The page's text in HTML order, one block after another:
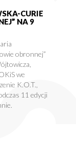
CURIE
NA 9
obronnej”
we
K.O.T.,
11 edycji